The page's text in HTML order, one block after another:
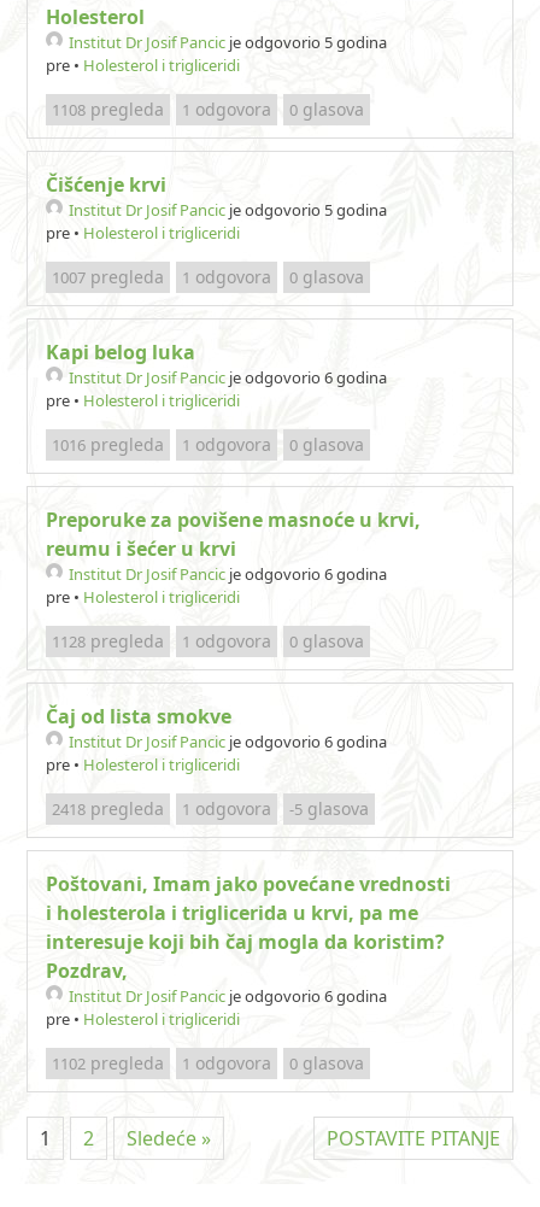
Holesterol
Institut Dr Josif Pancic je odgovorio 5 godina
pre • Holesterol i trigliceridi
1108 pregleda 1 odgovora 0 glasova
Čišćenje krvi
Institut Dr Josif Pancic je odgovorio 5 godina
pre • Holesterol i trigliceridi
1007 pregleda 1 odgovora 0 glasova
Kapi belog luka
Institut Dr Josif Pancic je odgovorio 6 godina
pre • Holesterol i trigliceridi
1016 pregleda 1 odgovora 0 glasova
Preporuke za povišene masnoće u krvi,
reumu i šećer u krvi
Institut Dr Josif Pancic je odgovorio 6 godina
pre • Holesterol i trigliceridi
1128 pregleda 1 odgovora 0 glasova
Čaj od lista smokve
Institut Dr Josif Pancic je odgovorio 6 godina
pre • Holesterol i trigliceridi
2418 pregleda 1 odgovora -5 glasova
Poštovani, Imam jako povećane vrednosti
i holesterola i triglicerida u krvi, pa me
interesuje koji bih čaj mogla da koristim?
Pozdrav,
Institut Dr Josif Pancic je odgovorio 6 godina
pre • Holesterol i trigliceridi
1102 pregleda 1 odgovora 0 glasova
1 2 Sledeće » POSTAVITE PITANJE